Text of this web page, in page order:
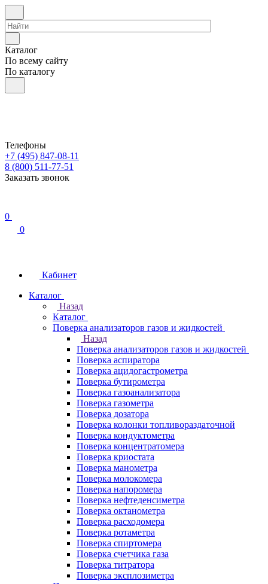
Каталог
По всему сайту
По каталогу
Телефоны
+7 (495) 847-08-11
8 (800) 511-77-51
Заказать звонок
0
0
Кабинет
Каталог
Назад
Каталог
Поверка анализаторов газов и жидкостей
Назад
Поверка анализаторов газов и жидкостей
Поверка аспиратора
Поверка ацидогастрометра
Поверка бутирометра
Поверка газоанализатора
Поверка газометра
Поверка дозатора
Поверка колонки топливораздаточной
Поверка кондуктометра
Поверка концентратомера
Поверка криостата
Поверка манометра
Поверка молокомера
Поверка напоромера
Поверка нефтеденсиметра
Поверка октанометра
Поверка расходомера
Поверка ротаметра
Поверка спиртомера
Поверка счетчика газа
Поверка титратора
Поверка эксплозиметра